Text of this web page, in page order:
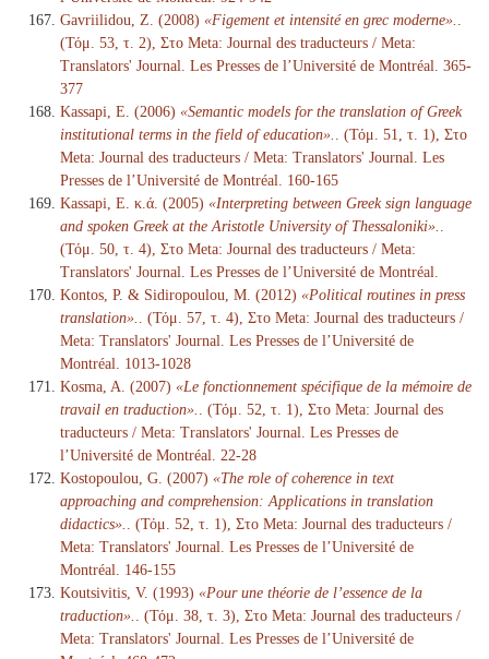
Gavriilidou, Z. (2008) «Figement et intensité en grec moderne».
(Τόμ. 53, τ. 2), Στο Meta: Journal des traducteurs / Meta:
Translators' Journal. Les Presses de l’Université de Montréal. 365-
377
Kassapi, E. (2006) «Semantic models for the translation of Greek
institutional terms in the field of education».
. (Τόμ. 51, τ. 1), Στο
Meta: Journal des traducteurs / Meta: Translators' Journal. Les
Presses de l’Université de Montréal. 160-165
Kassapi, E. κ.ά. (2005) «Interpreting between Greek sign language
and spoken Greek at the Aristotle University of Thessaloniki».
(Τόμ. 50, τ. 4), Στο Meta: Journal des traducteurs / Meta:
Translators' Journal. Les Presses de l’Université de Montréal.
Kontos, P. & Sidiropoulou, M. (2012) «Political routines in press
translation».
. (Τόμ. 57, τ. 4), Στο Meta: Journal des traducteurs /
Meta: Translators' Journal. Les Presses de l’Université de
Montréal. 1013-1028
Kosma, A. (2007) «Le fonctionnement spécifique de la mémoire de
travail en traduction».
. (Τόμ. 52, τ. 1), Στο Meta: Journal des
traducteurs / Meta: Translators' Journal. Les Presses de
l’Université de Montréal. 22-28
Kostopoulou, G. (2007) «The role of coherence in text
approaching and comprehension: Applications in translation
didactics».
. (Τόμ. 52, τ. 1), Στο Meta: Journal des traducteurs /
Meta: Translators' Journal. Les Presses de l’Université de
Montréal. 146-155
Koutsivitis, V. (1993) «Pour une théorie de l’essence de la
traduction».
. (Τόμ. 38, τ. 3), Στο Meta: Journal des traducteurs /
Meta: Translators' Journal. Les Presses de l’Université de